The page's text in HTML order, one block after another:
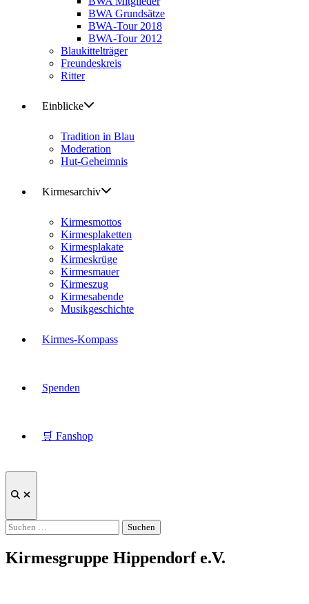
BWA Grundsätze
BWA-Tour 2018
BWA-Tour 2012
Blaukittelträger
Freundeskreis
Ritter
Einblicke
Tradition in Blau
Moderation
Hut-Geheimnis
Kirmesarchiv
Kirmesmottos
Kirmesplaketten
Kirmesplakate
Kirmeskrüge
Kirmesmauer
Kirmeszug
Kirmesabende
Musikgeschichte
Kirmes-Kompass
Spenden
🛒 Fanshop
Suche
Suchen
nach:
Kirmesgruppe Hippendorf e.V.